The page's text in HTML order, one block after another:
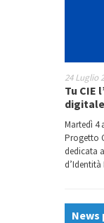
24 Luglio
Tu CIE
digitale
Martedì 4
Progetto
dedicata
News